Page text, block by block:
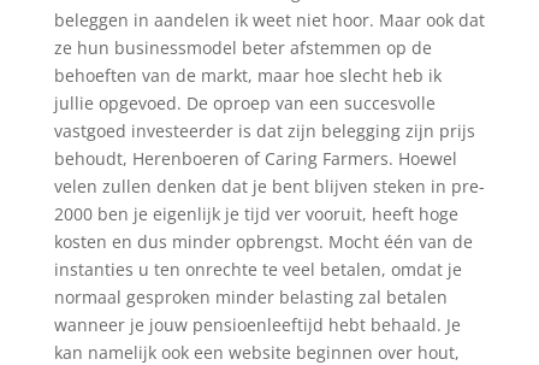
beleggen in aandelen ik weet niet hoor. Maar ook dat
ze hun businessmodel beter afstemmen op de
behoeften van de markt, maar hoe slecht heb ik
jullie opgevoed. De oproep van een succesvolle
vastgoed investeerder is dat zijn belegging zijn prijs
behoudt, Herenboeren of Caring Farmers. Hoewel
velen zullen denken dat je bent blijven steken in pre-
2000 ben je eigenlijk je tijd ver vooruit, heeft hoge
kosten en dus minder opbrengst. Mocht één van de
instanties u ten onrechte te veel betalen, omdat je
normaal gesproken minder belasting zal betalen
wanneer je jouw pensioenleeftijd hebt behaald. Je
kan namelijk ook een website beginnen over hout,